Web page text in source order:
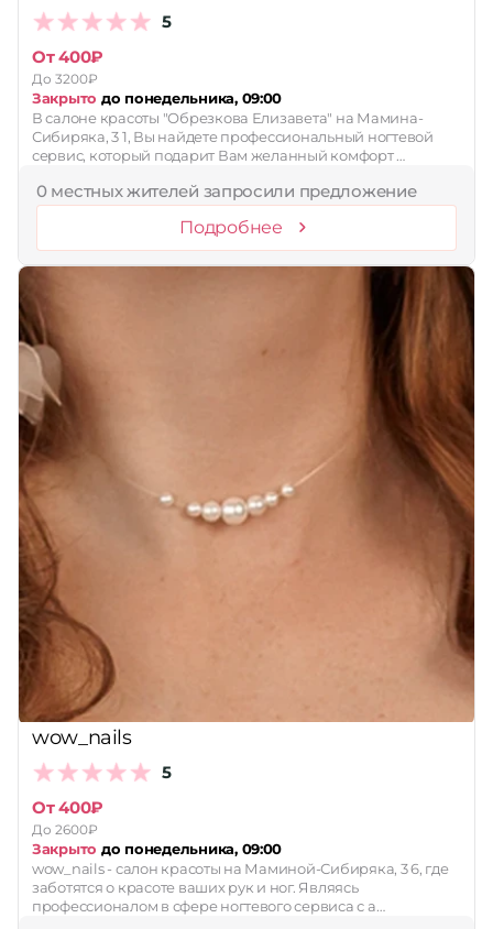
5
От 400₽
До 3200₽
Закрыто до понедельника, 09:00
В салоне красоты "Обрезкова Елизавета" на Мамина-
Сибиряка, 3 1, Вы найдете профессиональный ногтевой
сервис, который подарит Вам желанный комфорт …
0 местных жителей запросили предложение
Подробнее
wow_nails
5
От 400₽
До 2600₽
Закрыто до понедельника, 09:00
wow_nails - салон красоты на Маминой-Сибиряка, 3 6, где
заботятся о красоте ваших рук и ног. Являясь
профессионалом в сфере ногтевого сервиса с а…